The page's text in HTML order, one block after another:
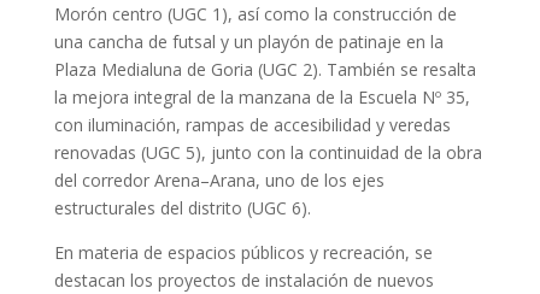
Morón centro (UGC 1), así como la construcción de
una cancha de futsal y un playón de patinaje en la
Plaza Medialuna de Goria (UGC 2). También se resalta
la mejora integral de la manzana de la Escuela Nº 35,
con iluminación, rampas de accesibilidad y veredas
renovadas (UGC 5), junto con la continuidad de la obra
del corredor Arena–Arana, uno de los ejes
estructurales del distrito (UGC 6).
En materia de espacios públicos y recreación, se
destacan los proyectos de instalación de nuevos